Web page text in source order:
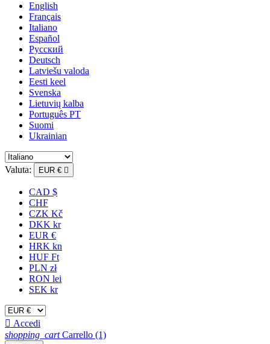
English
Français
Italiano
Español
Русский
Deutsch
Latviešu valoda
Eesti keel
Svenska
Lietuvių kalba
Português PT
Suomi
Ukrainian
Valuta: EUR € 
CAD $
CHF
CZK Kč
DKK kr
EUR €
HRK kn
HUF Ft
PLN zł
RON lei
SEK kr
 Accedi
shopping_cart Carrello (1)